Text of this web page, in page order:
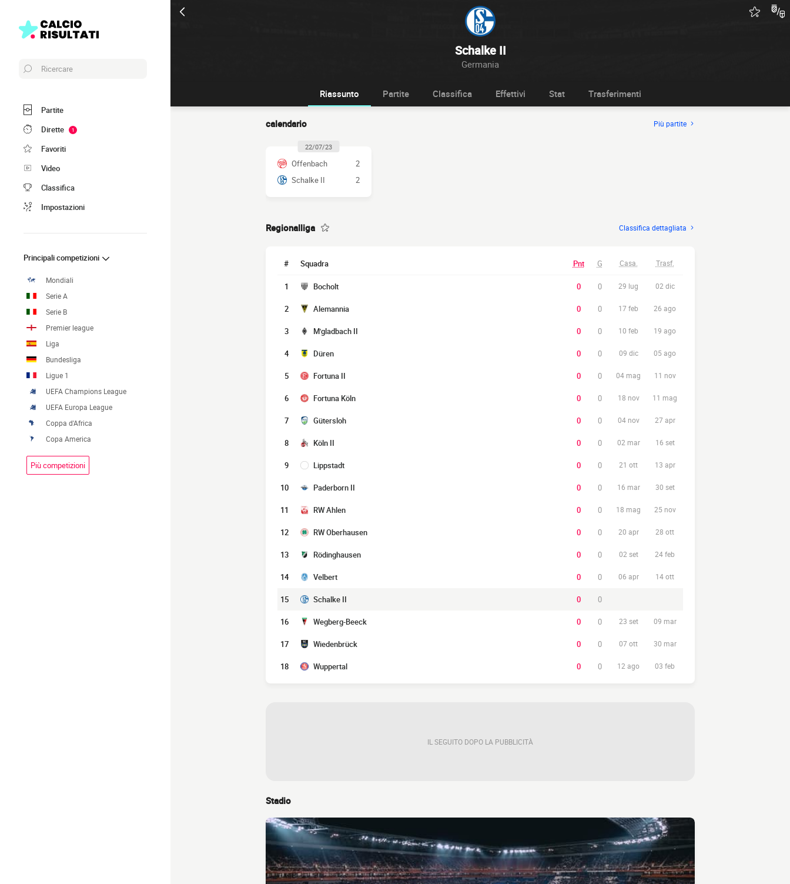
Schalke II
Germania
Ricercare
Partite
Dirette
1
Favoriti
Video
Classifica
Impostazioni
Principali competizioni
Mondiali
Serie A
Serie B
Premier league
Liga
Bundesliga
Ligue 1
UEFA Champions League
UEFA Europa League
Coppa d'Africa
Copa America
Più competizioni
Riassunto Partite Classifica Effettivi Stat Trasferimenti
calendario Più partite
22/07/23
Offenbach
2
Schalke II
2
Regionalliga Classifica dettagliata
# Squadra Pnt G Casa. Trasf.
1 Bocholt 0 0 29 lug 02 dic
2 Alemannia 0 0 17 feb 26 ago
3 M'gladbach II 0 0 10 feb 19 ago
4 Düren 0 0 09 dic 05 ago
5 Fortuna II 0 0 04 mag 11 nov
6 Fortuna Köln 0 0 18 nov 11 mag
7 Gütersloh 0 0 04 nov 27 apr
8 Köln II 0 0 02 mar 16 set
9 Lippstadt 0 0 21 ott 13 apr
10 Paderborn II 0 0 16 mar 30 set
11 RW Ahlen 0 0 18 mag 25 nov
12 RW Oberhausen 0 0 20 apr 28 ott
13 Rödinghausen 0 0 02 set 24 feb
14 Velbert 0 0 06 apr 14 ott
15 Schalke II 0 0
16 Wegberg-Beeck 0 0 23 set 09 mar
17 Wiedenbrück 0 0 07 ott 30 mar
18 Wuppertal 0 0 12 ago 03 feb
IL SEGUITO DOPO LA PUBBLICITÀ
Stadio